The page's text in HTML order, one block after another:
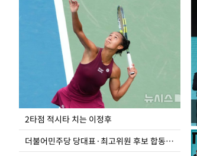
2타점 적시타 치는 이정후
더불어민주당 당대표·최고위원 후보 합동연설회